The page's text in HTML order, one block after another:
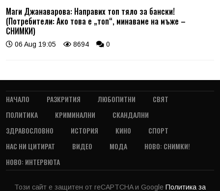
Маги Джанаварова: Направих топ тяло за бански!
(Потребители: Ако това е „топ“, минаваме на мъже –
СНИМКИ)
06 Aug 19:05 8694 0
НАЧАЛО РАЗКРИТИЯ ЛЮБОПИТНИ
СВЯТ
ПОЛИТИКА
КРИМИНАЛНИ
СКАНДАЛНИ
ЗДРАВОСЛОВНО
ИСТОРИЯ КИНО
СПОРТ
НАС НИ ЦИТИРАТ
ВИДЕО МОДА
НОВО: СНИМКИ!
НОВО: ИНТЕРВЮТА
Този сайт е защитен от reCAPTCHA и Google Политика за